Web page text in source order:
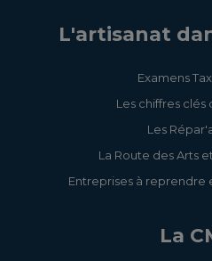
L'artisanat
Examens
Les chiffres clés
Les
La Route des Arts
Entreprises à reprendre
La